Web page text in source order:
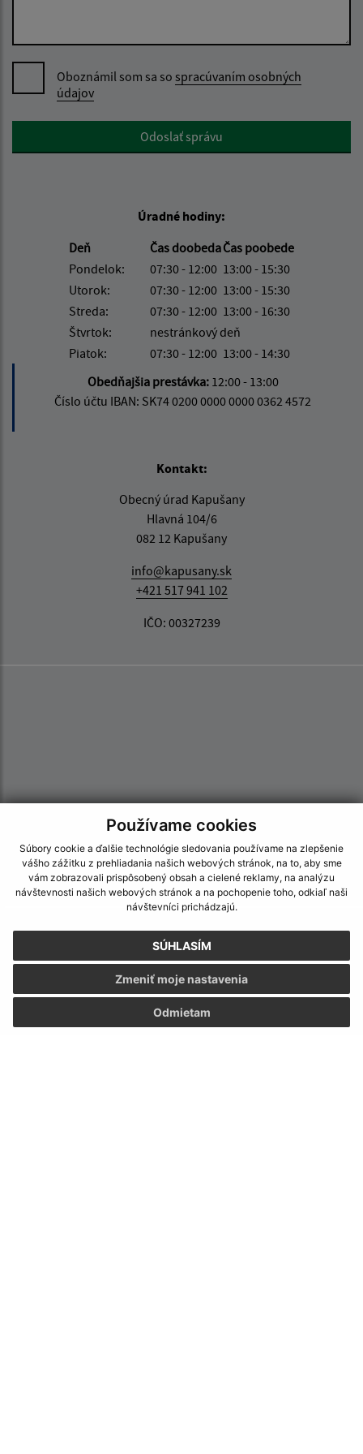
Používame cookies
Súbory cookie a ďalšie technológie sledovania používame na zlepšenie
vášho zážitku z prehliadania našich webových stránok, na to, aby sme
vám zobrazovali prispôsobený obsah a cielené reklamy, na analýzu
návštevnosti našich webových stránok a na pochopenie toho, odkiaľ naši
návštevníci prichádzajú.
SÚHLASÍM
Odmietam
Zmeniť moje nastavenia
Oboznámil som sa so spracúvaním osobných
údajov
Google reCaptcha ResponseOdoslať správu
Úradné hodiny:
Deň
Čas doobedaČas poobede
Pondelok:
07:30 - 12:00 13:00 - 15:30
Utorok:
07:30 - 12:00 13:00 - 15:30
Streda:
07:30 - 12:00 13:00 - 16:30
Štvrtok:
nestránkový deň
Piatok:
07:30 - 12:00 13:00 - 14:30
Obedňajšia prestávka: 12:00 - 13:00
Číslo účtu IBAN: SK74 0200 0000 0000 0362 4572
Kontakt:
Obecný úrad Kapušany
Hlavná 104/6
082 12 Kapušany
info@kapusany.sk
+421 517 941 102
IČO: 00327239
Informácie o stránke:
Vyhlásenie o prístupnosti
Autorské práva
Ochrana osobných údajov
Navigácia: